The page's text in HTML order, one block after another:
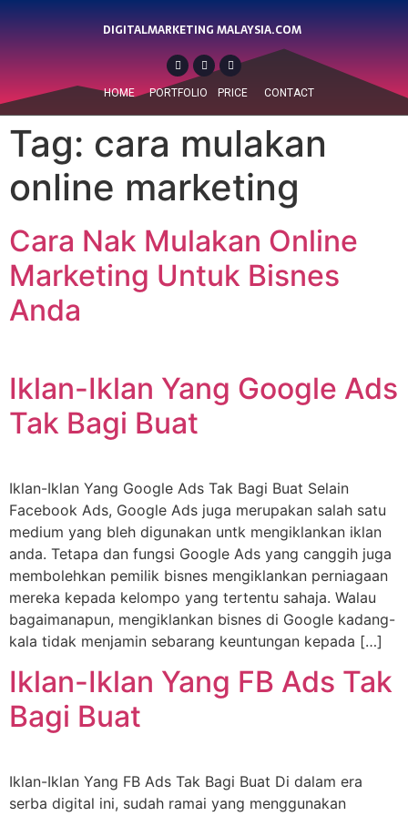
DIGITALMARKETING MALAYSIA.COM
HOME PORTFOLIO PRICE CONTACT
Tag: cara mulakan
online marketing
Cara Nak Mulakan Online
Marketing Untuk Bisnes
Anda
Iklan-Iklan Yang Google Ads
Tak Bagi Buat
Iklan-Iklan Yang Google Ads Tak Bagi Buat Selain
Facebook Ads, Google Ads juga merupakan salah satu
medium yang bleh digunakan untk mengiklankan iklan
anda. Tetapa dan fungsi Google Ads yang canggih juga
membolehkan pemilik bisnes mengiklankan perniagaan
mereka kepada kelompo yang tertentu sahaja. Walau
bagaimanapun, mengiklankan bisnes di Google kadang-
kala tidak menjamin sebarang keuntungan kepada […]
Iklan-Iklan Yang FB Ads Tak
Bagi Buat
Iklan-Iklan Yang FB Ads Tak Bagi Buat Di dalam era
serba digital ini, sudah ramai yang menggunakan